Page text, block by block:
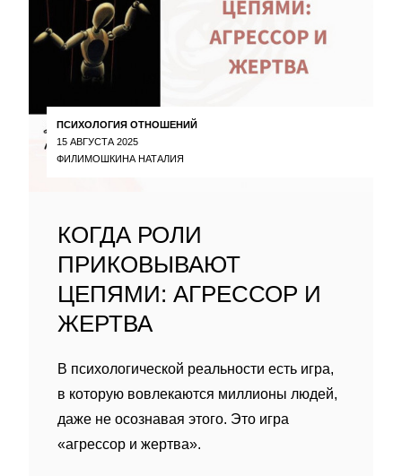
ПСИХОЛОГИЯ ОТНОШЕНИЙ
15 АВГУСТА 2025
ФИЛИМОШКИНА НАТАЛИЯ
КОГДА РОЛИ
ПРИКОВЫВАЮТ
ЦЕПЯМИ: АГРЕССОР И
ЖЕРТВА
В психологической реальности есть игра,
в которую вовлекаются миллионы людей,
даже не осознавая этого. Это игра
«агрессор и жертва».